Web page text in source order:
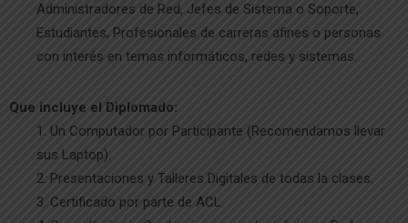
Administradores de Red, Jefes de Sistema o Soporte,
Estudiantes, Profesionales de carreras afines o personas
con interés en temas informáticos, redes y sistemas.
Que incluye el Diplomado:
Un Computador por Participante (Recomendamos llevar
sus Laptop).
Presentaciones y Talleres Digitales de todas la clases.
Certificado por parte de ACL.